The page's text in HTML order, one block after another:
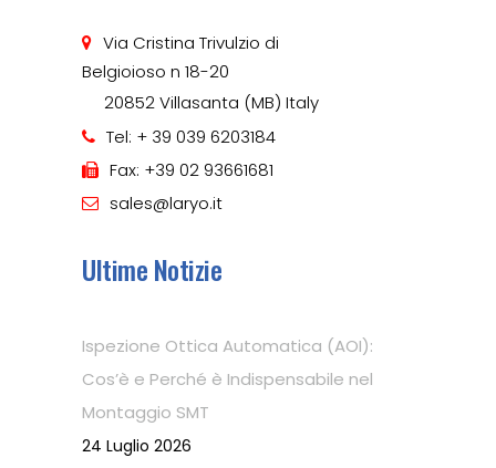
Via Cristina Trivulzio di
Belgioioso n 18-20
20852 Villasanta (MB) Italy
Tel: + 39 039 6203184
Fax: +39 02 93661681
sales@laryo.it
Ultime Notizie
Ispezione Ottica Automatica (AOI):
Cos’è e Perché è Indispensabile nel
Montaggio SMT
24 Luglio 2026